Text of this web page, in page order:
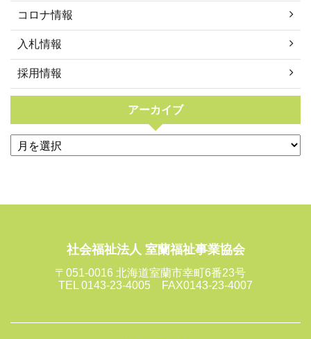
コロナ情報
入札情報
採用情報
アーカイブ
社会福祉法人 室蘭福祉事業協会
〒051-0016 北海道室蘭市幸町6番23号
TEL 0143-23-4005 FAX0143-23-4007